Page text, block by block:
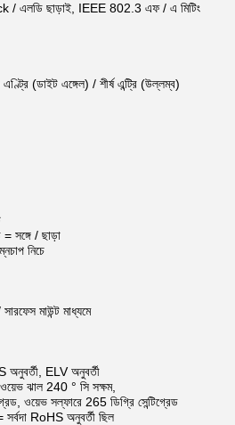
/ এলডি ছাড়াই, IEEE 802.3 এফ / এ মিটিং
এণ্ট্রি (ডাইট এঙ্গেল) / শীর্ষ এন্ট্রি (উল্লম্ব)
সঙ্গে / ছাড়া
নিচে
মাউন্ট মাধ্যমে
ELV অনুবর্তী
ঝাল 240 ° সি সক্ষম,
ওয়েভ সল্ফারে 265 ডিগ্রি সেন্টিগ্রেড
RoHS অনুবর্তী ছিল